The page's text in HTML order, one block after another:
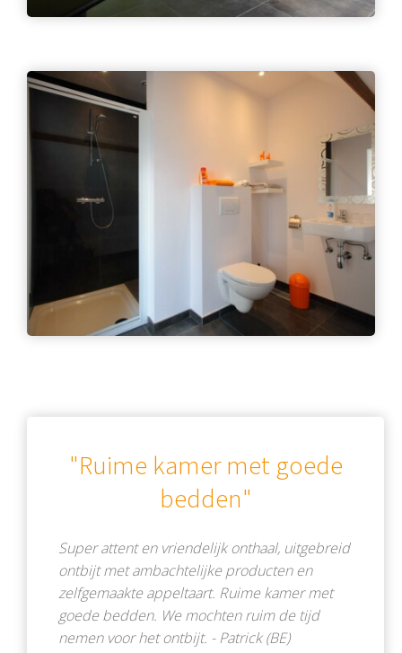
"Ruime kamer met goede
bedden"
Super attent en vriendelijk onthaal, uitgebreid
ontbijt met ambachtelijke producten en
zelfgemaakte appeltaart. Ruime kamer met
goede bedden. We mochten ruim de tijd
nemen voor het ontbijt. - Patrick (BE)